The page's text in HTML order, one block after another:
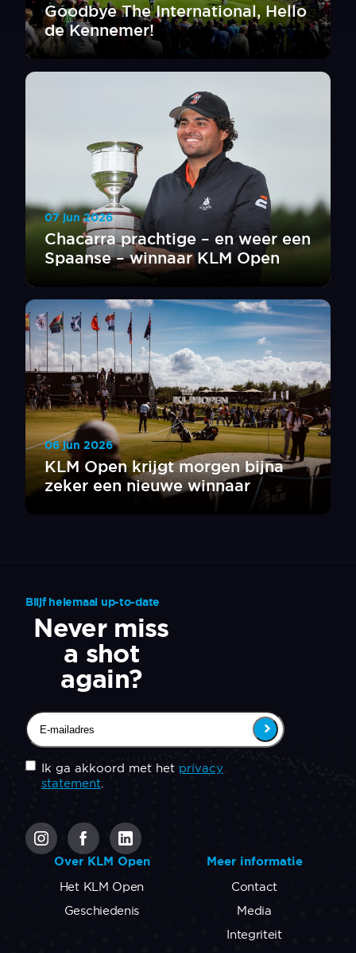
Goodbye The International, Hello
de Kennemer!
Chacarra prachtige – en weer een
Spaanse – winnaar KLM Open
07 jun 2026
KLM Open krijgt morgen bijna
zeker een nieuwe winnaar
06 jun 2026
Blijf helemaal up-to-date
Never miss
a shot
again?
Email(Vereist)
Untitled (Vereist)
Ik ga akkoord met het privacy
statement.
Over KLM Open
Het KLM Open
Geschiedenis
Meer informatie
Contact
Media
Integriteit